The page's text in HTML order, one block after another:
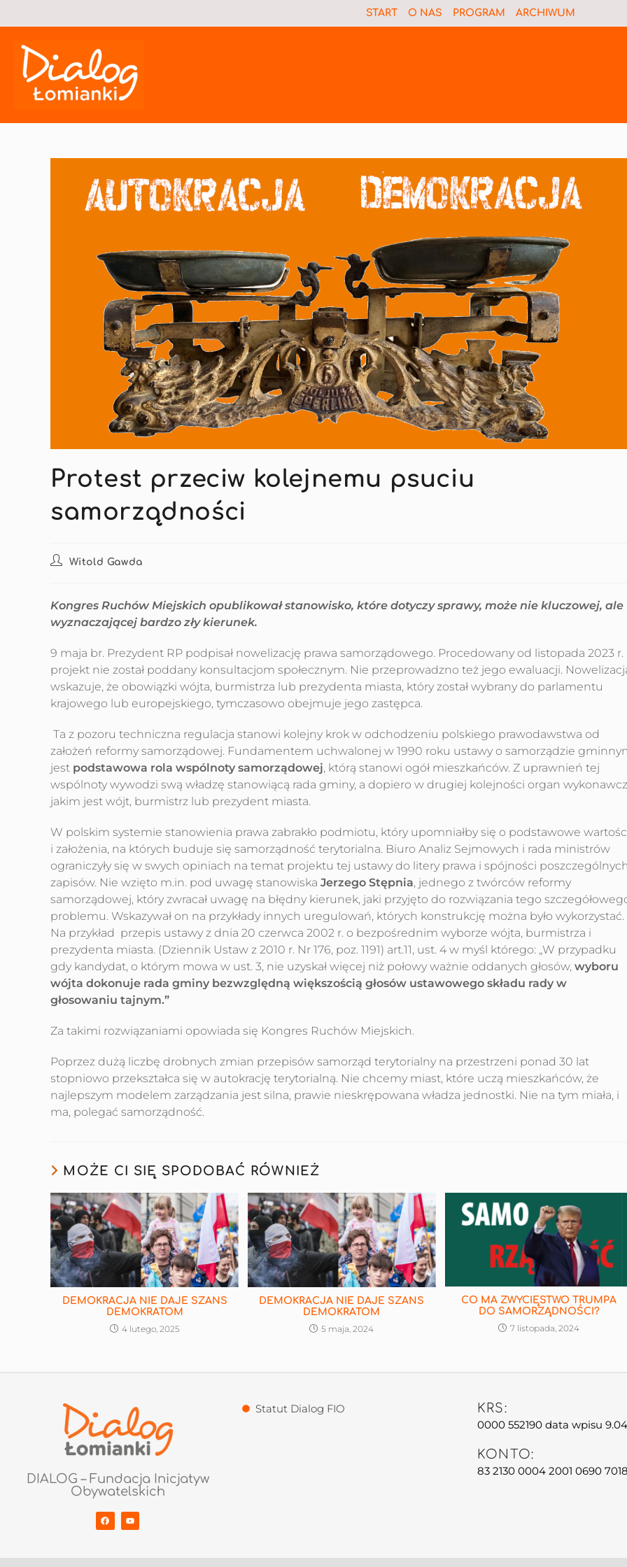
START O NAS PROGRAM ARCHIWUM
Protest przeciw kolejnemu psuciu
samorządności
Witold Gawda
Kongres Ruchów Miejskich opublikował stanowisko, które dotyczy sprawy, może nie kluczowej, ale
wyznaczającej bardzo zły kierunek.
9 maja br. Prezydent RP podpisał nowelizację prawa samorządowego. Procedowany od listopada 2023 r.
projekt nie został poddany konsultacjom społecznym. Nie przeprowadzno też jego ewaluacji.
wskazuje, że obowiązki wójta, burmistrza lub prezydenta miasta, który został wybrany do parlamentu
krajowego lub europejskiego, tymczasowo obejmuje jego zastępca.
Ta z pozoru techniczna regulacja stanowi kolejny krok w odchodzeniu polskiego prawodawstwa od
założeń reformy samorządowej. Fundamentem uchwalonej w 1990 roku ustawy o samorządzie
jest podstawowa rola wspólnoty samorządowej, którą stanowi ogół mieszkańców. Z uprawnień tej
wspólnoty wywodzi swą władzę stanowiącą rada gminy, a dopiero w drugiej kolejności organ
jakim jest wójt, burmistrz lub prezydent miasta.
W polskim systemie stanowienia prawa zabrakło podmiotu, który upomniałby się o podstawowe
i założenia, na których buduje się samorządność terytorialna. Biuro Analiz Sejmowych i rada ministrów
ograniczyły się w swych opiniach na temat projektu tej ustawy do litery prawa i spójności
zapisów. Nie wzięto m.in. pod uwagę stanowiska Jerzego Stępnia, jednego z twórców reformy
samorządowej, który zwracał uwagę na błędny kierunek, jaki przyjęto do rozwiązania tego
problemu. Wskazywał on na przykłady innych uregulowań, których konstrukcję można było wykorzystać.
Na przykład przepis ustawy z dnia 20 czerwca 2002 r. o bezpośrednim wyborze wójta, burmistrza i
prezydenta miasta. (Dziennik Ustaw z 2010 r. Nr 176, poz. 1191) art.11, ust. 4 w myśl którego: „W przypadku
gdy kandydat, o którym mowa w ust. 3, nie uzyskał więcej niż połowy ważnie oddanych głosów, wyboru
wójta dokonuje rada gminy bezwzględną większością głosów ustawowego składu rady w
głosowaniu tajnym.”
Za takimi rozwiązaniami opowiada się Kongres Ruchów Miejskich.
Poprzez dużą liczbę drobnych zmian przepisów samorząd terytorialny na przestrzeni ponad 30 lat
stopniowo przekształca się w autokrację terytorialną. Nie chcemy miast, które uczą mieszkańców, że
najlepszym modelem zarządzania jest silna, prawie nieskrępowana władza jednostki. Nie na tym miała, i
ma, polegać samorządność.
MOŻE CI SIĘ SPODOBAĆ RÓWNIEŻ
DEMOKRACJA NIE DAJE SZANS
DEMOKRATOM
4 lutego, 2025
DEMOKRACJA NIE DAJE SZANS
DEMOKRATOM
5 maja, 2024
CO MA ZWYCIĘSTWO TRUMPA
DO SAMORZĄDNOŚCI?
7 listopada, 2024
DIALOG – Fundacja Inicjatyw
Obywatelskich
Statut Dialog FIO KRS:
0000 552190 data wpisu
KONTO:
83 2130 0004 2001 0690